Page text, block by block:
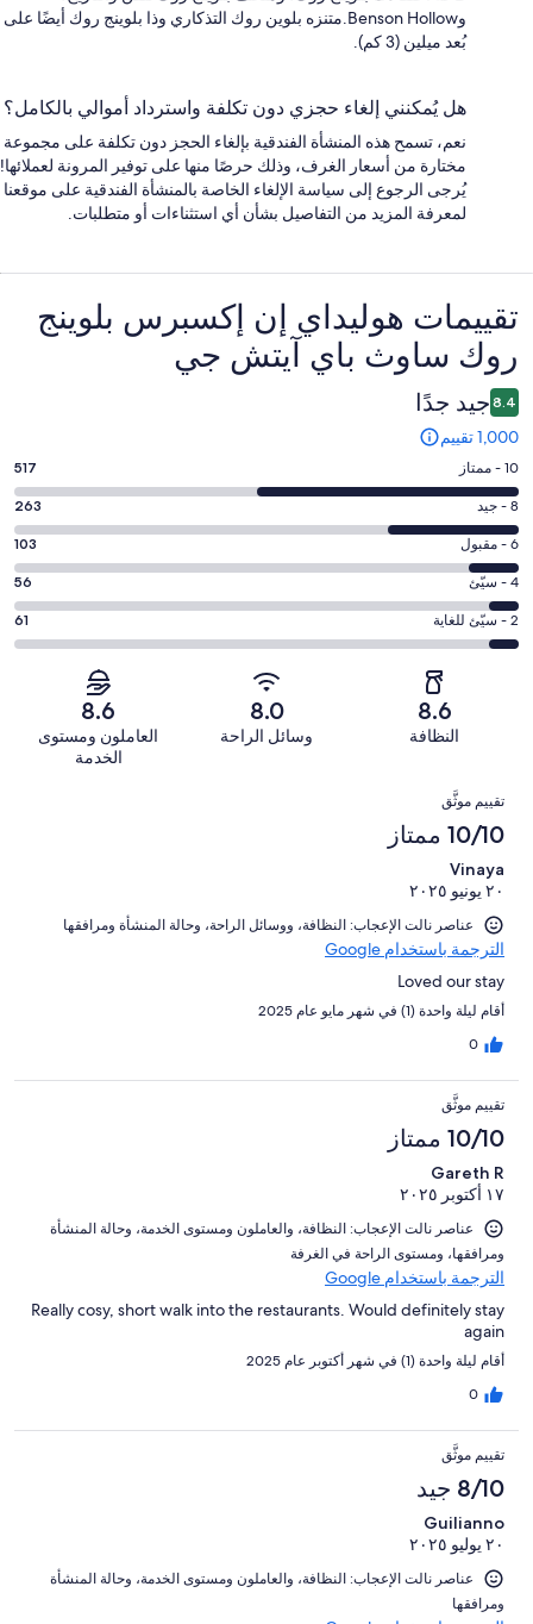
وBenson Hollow.متنزه بلوين روك التذكاري وذا بلوينج روك أيضًا على
بُعد ميلين (3 كم).
هل يُمكنني إلغاء حجزي دون تكلفة واسترداد أموالي بالكامل؟
نعم، تسمح هذه المنشأة الفندقية بإلغاء الحجز دون تكلفة على مجموعة
مختارة من أسعار الغرف، وذلك حرصًا منها على توفير المرونة لعملائها!
يُرجى الرجوع إلى سياسة الإلغاء الخاصة بالمنشأة الفندقية على موقعنا
لمعرفة المزيد من التفاصيل بشأن أي استثناءات أو متطلبات.
التقييمات تقييمات ⁦هوليداي إن إكسبرس بلوينج
روك ساوث باي آيتش جي⁩
8.4 جيد جدًا
1,000 تقييم
درجة
التصنيف
10
-
ممتاز.
517
من
أصل
10 - ممتاز 517
درجة
التصنيف
8
-
جيد.
263
8 - جيد 263
درجة
التصنيف
6
-
مقبول.
تقييمات
النزلاء
6 - مقبول 103
درجة
التصنيف
4
من
تقييمات
4 - سيّئ 56
درجة
التصنيف
من
أصل
1000
من
تقييمات
النزلاء
2 - سيّئ للغاية 61
8.6
النظافة
8.0
وسائل الراحة
8.6
العاملون ومستوى
الخدمة
التقييمات
تقييم موثَّق
10/10 ممتاز
Vinaya
٢٠ يونيو ٢٠٢٥
عناصر نالت الإعجاب: ⁦النظافة⁩، و⁦وسائل الراحة⁩، و⁦حالة المنشأة ومرافقها⁩
الترجمة باستخدام Google
Loved our stay
أقام ليلة واحدة (1) في شهر مايو عام 2025
0
تقييم موثَّق
10/10 ممتاز
Gareth R
١٧ أكتوبر ٢٠٢٥
عناصر نالت الإعجاب: ⁦النظافة⁩، و⁦العاملون ومستوى الخدمة⁩، و⁦حالة المنشأة
ومرافقها⁩، و⁦مستوى الراحة في الغرفة⁩
الترجمة باستخدام Google
Really cosy, short walk into the restaurants. Would definitely stay
again
أقام ليلة واحدة (1) في شهر أكتوبر عام 2025
0
تقييم موثَّق
8/10 جيد
Guilianno
٢٠ يوليو ٢٠٢٥
عناصر نالت الإعجاب: ⁦النظافة⁩، و⁦العاملون ومستوى الخدمة⁩، و⁦حالة المنشأة
ومرافقها⁩